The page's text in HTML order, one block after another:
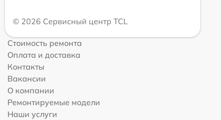
© 2026 Сервисный центр TCL
Стоимость ремонта
Оплата и доставка
Контакты
Вакансии
О компании
Ремонтируемые модели
Наши услуги